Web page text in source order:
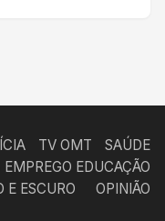
TV OMT
SAÚDE
EMPREGO EDUCAÇÃO
E ESCURO
OPINIÃO